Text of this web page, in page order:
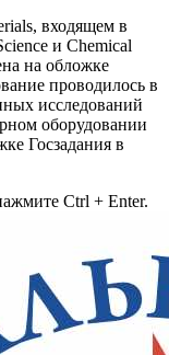
входящем в
и Chemical
на обложке
проводилось в
исследований
оборудовании
Госзадания в
Ctrl + Enter.